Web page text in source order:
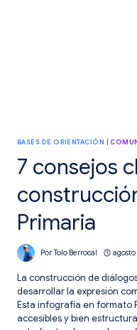
BASES DE ORIENTACIÓN |
7 consejos
Primaria
Por Tolo Berrocal agosto
La construcción de
desarrollar la expresión
Esta infografía en formato
accesibles y bien